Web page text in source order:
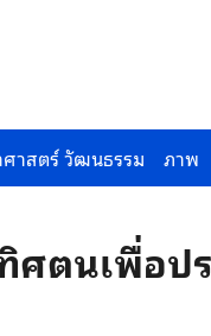
าสตร์ วัฒนธรรม ภาพ
ศตนเพื่อป